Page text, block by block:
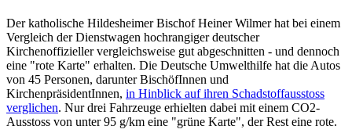
Der katholische Hildesheimer Bischof Heiner Wilmer hat bei einem
Vergleich der Dienstwagen hochrangiger deutscher
Kirchenoffizieller vergleichsweise gut abgeschnitten - und dennoch
eine "rote Karte" erhalten. Die Deutsche Umwelthilfe hat die Autos
von 45 Personen, darunter BischöfInnen und
KirchenpräsidentInnen, in Hinblick auf ihren Schadstoffausstoss
verglichen. Nur drei Fahrzeuge erhielten dabei mit einem CO2-
Ausstoss von unter 95 g/km eine "grüne Karte", der Rest eine rote.